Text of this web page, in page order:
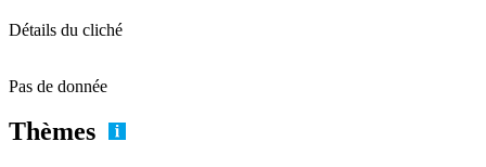
Détails du cliché
Pas de donnée
Thèmes